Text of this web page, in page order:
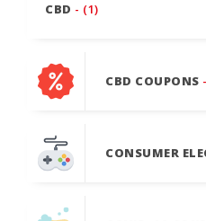
CBD - (1)
CBD COUPONS
CONSUMER